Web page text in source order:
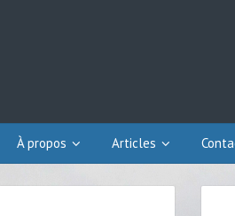
À propos Articles